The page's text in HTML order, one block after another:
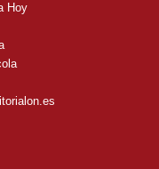
Hoy